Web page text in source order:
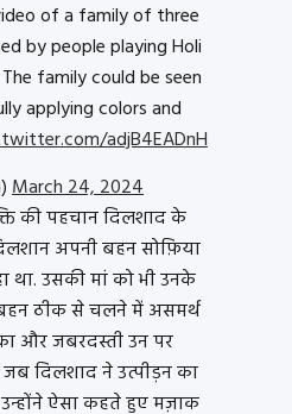
of a family of three
by people playing Holi
family could be seen
applying colors and
adjB4EADnH
March 24, 2024
की पहचान दिलशाद के
अपनी बहन सोफ़िया
था. उसकी मां को भी उनके
ठीक से चलने में असमर्थ
और जबरदस्ती उन पर
दिलशाद ने उत्पीड़न का
ऐसा कहते हुए मज़ाक